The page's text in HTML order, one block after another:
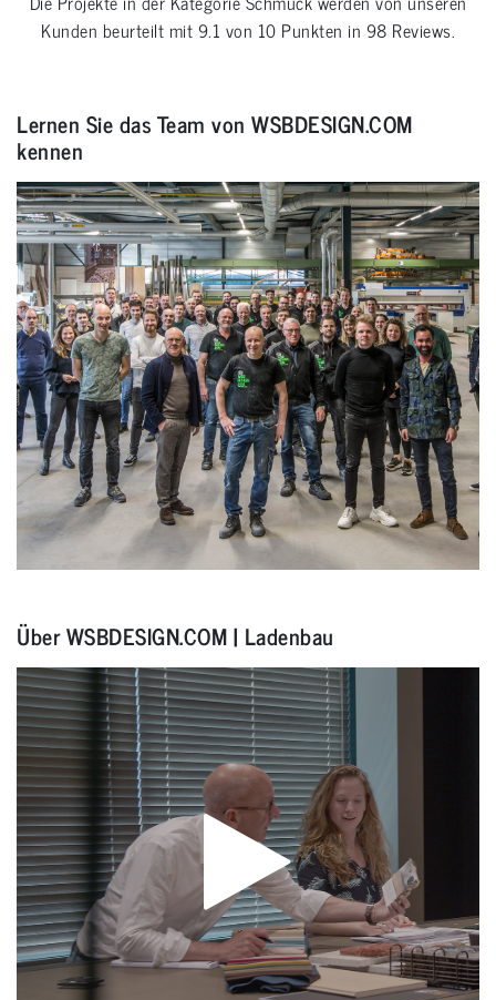
Kunden beurteilt mit9.1 von 10 Punkten in 98 Reviews.
Lernen Sie das Team von WSBDESIGN.COM
kennen
Über WSBDESIGN.COM | Ladenbau